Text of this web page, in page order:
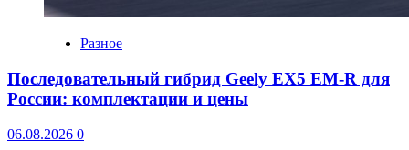
Разное
Последовательный гибрид Geely EX5 EM-R для
России: комплектации и цены
06.08.2026 0